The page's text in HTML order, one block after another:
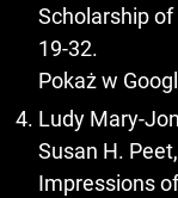
Scholarship of
19-32.
Pokaż w
Ludy Mary-
Susan H.
Impressions